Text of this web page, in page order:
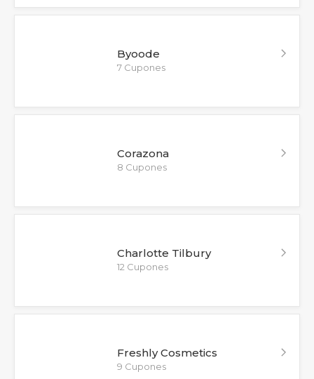
Byoode
7 Cupones
Corazona
8 Cupones
Charlotte Tilbury
12 Cupones
Freshly Cosmetics
9 Cupones